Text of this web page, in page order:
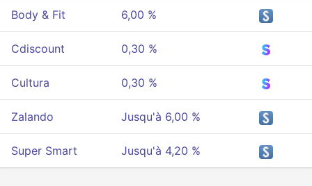
Body & Fit 6,00 %
Cdiscount 0,30 %
Cultura 0,30 %
Zalando Jusqu'à 6,00 %
Super Smart Jusqu'à 4,20 %